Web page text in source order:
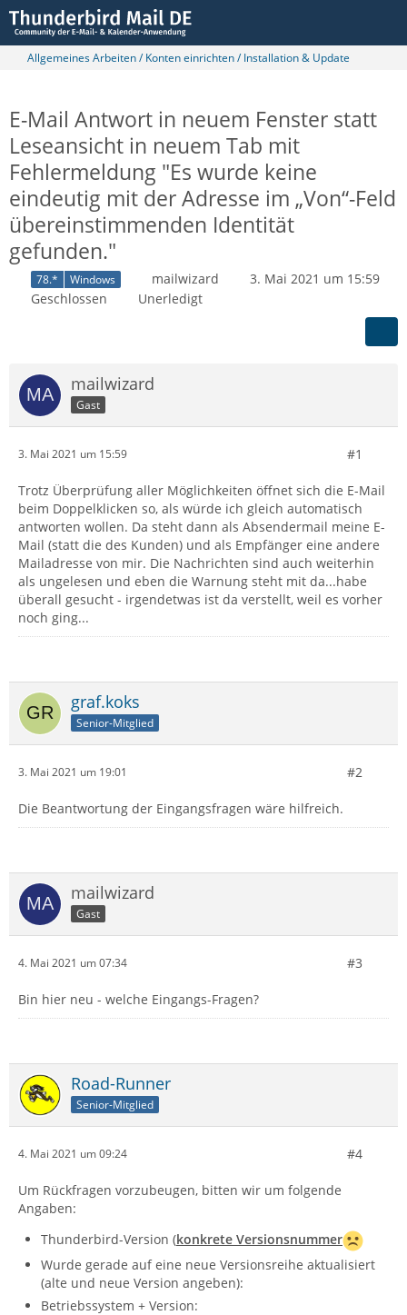
Allgemeines Arbeiten / Konten einrichten / Installation & Update
E-Mail Antwort in neuem Fenster statt
Leseansicht in neuem Tab mit
Fehlermeldung "Es wurde keine
eindeutig mit der Adresse im „Von“-Feld
übereinstimmenden Identität
gefunden."
78.* Windows mailwizard
3. Mai 2021 um 15:59
Geschlossen
Unerledigt
mailwizard
Gast
3. Mai 2021 um 15:59 #1
Trotz Überprüfung aller Möglichkeiten öffnet sich die E-Mail
beim Doppelklicken so, als würde ich gleich automatisch
antworten wollen. Da steht dann als Absendermail meine E-
Mail (statt die des Kunden) und als Empfänger eine andere
Mailadresse von mir. Die Nachrichten sind auch weiterhin
als ungelesen und eben die Warnung steht mit da...habe
überall gesucht - irgendetwas ist da verstellt, weil es vorher
noch ging...
graf.koks
Senior-Mitglied
3. Mai 2021 um 19:01 #2
Die Beantwortung der Eingangsfragen wäre hilfreich.
mailwizard
Gast
4. Mai 2021 um 07:34 #3
Bin hier neu - welche Eingangs-Fragen?
Road-Runner
Senior-Mitglied
4. Mai 2021 um 09:24 #4
Um Rückfragen vorzubeugen, bitten wir um folgende
Angaben:
Thunderbird-Version (konkrete Versionsnummer
Wurde gerade auf eine neue Versionsreihe aktualisiert
(alte und neue Version angeben):
Betriebssystem + Version: